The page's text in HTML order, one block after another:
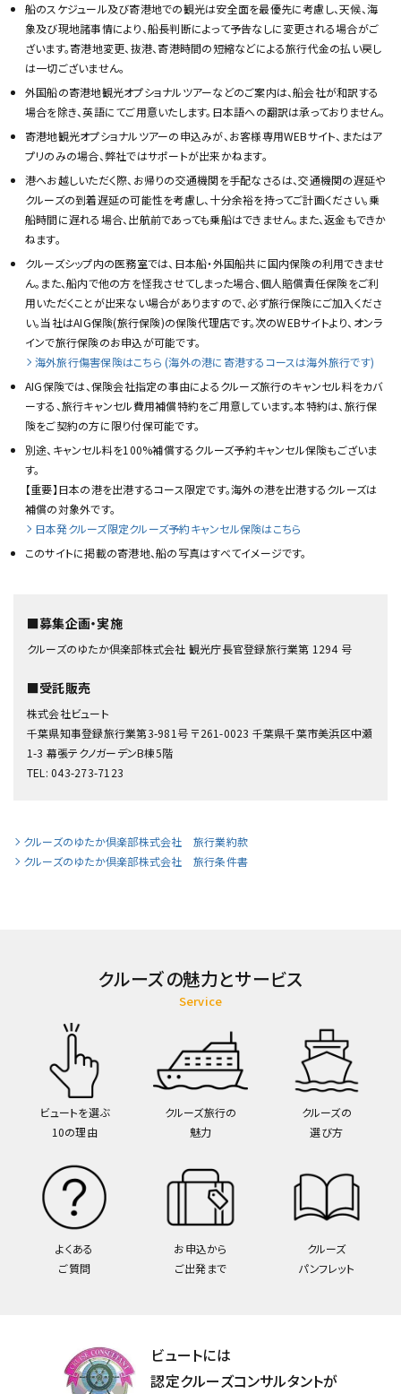
船のスケジュール及び寄港地での観光は安全面を最優先に考慮し、天候、海
象及び現地諸事情により、船長判断によって予告なしに変更される場合がご
ざいます。寄港地変更、抜港、寄港時間の短縮などによる旅行代金の払い戻し
は一切ございません。
外国船の寄港地観光オプショナルツアーなどのご案内は、船会社が和訳する
場合を除き、英語にてご用意いたします。日本語への翻訳は承っておりません。
寄港地観光オプショナルツアーの申込みが、お客様専用WEBサイト、またはア
プリのみの場合、弊社ではサポートが出来かねます。
港へお越しいただく際、お帰りの交通機関を手配なさるは、交通機関の遅延や
クルーズの到着遅延の可能性を考慮し、十分余裕を持ってご計画ください。乗
船時間に遅れる場合、出航前であっても乗船はできません。また、返金もできか
ねます。
クルーズシップ内の医務室では、日本船・外国船共に国内保険の利用できませ
ん。また、船内で他の方を怪我させてしまった場合、個人賠償責任保険をご利
用いただくことが出来ない場合がありますので、必ず旅行保険にご加入くださ
い。当社はAIG保険(旅行保険)の保険代理店です。次のWEBサイトより、オンラ
インで旅行保険のお申込が可能です。
海外旅行傷害保険はこちら (海外の港に寄港するコースは海外旅行です)
AIG保険では、保険会社指定の事由によるクルーズ旅行のキャンセル料をカバ
ーする、旅行キャンセル費用補償特約をご用意しています。本特約は、旅行保
険をご契約の方に限り付保可能です。
別途、キャンセル料を100%補償するクルーズ予約キャンセル保険もございま
す。
【重要】日本の港を出港するコース限定です。海外の港を出港するクルーズは
補償の対象外です。
日本発クルーズ限定クルーズ予約キャンセル保険はこちら
このサイトに掲載の寄港地、船の写真はすべてイメージです。
■募集企画・実施
クルーズのゆたか倶楽部株式会社 観光庁長官登録旅行業第 1294 号
■受託販売
株式会社ビュート
千葉県知事登録旅行業第3-981号 〒261-0023 千葉県千葉市美浜区中瀬
1-3 幕張テクノガーデンB棟5階
TEL: 043-273-7123
クルーズのゆたか倶楽部株式会社 旅行業約款
クルーズのゆたか倶楽部株式会社 旅行条件書
クルーズの魅力とサービス
Service
ビュートを選ぶ
10の理由
クルーズ旅行の
魅力
クルーズの
選び方
よくある
ご質問
お申込から
ご出発まで
クルーズ
パンフレット
ビュートには
認定クルーズコンサルタントが